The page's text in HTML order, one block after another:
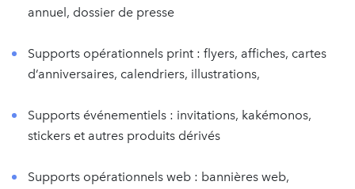
annuel, dossier de presse
Supports opérationnels print : flyers, affiches, cartes
d’anniversaires, calendriers, illustrations,
Supports événementiels : invitations, kakémonos,
stickers et autres produits dérivés
Supports opérationnels web : bannières web,